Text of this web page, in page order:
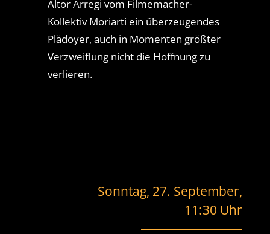
Altor Arregi vom Filmemacher-
Kollektiv Moriarti ein überzeugendes
Plädoyer, auch in Momenten größter
Verzweiflung nicht die Hoffnung zu
verlieren.
Sonntag, 27. September,
11:30 Uhr